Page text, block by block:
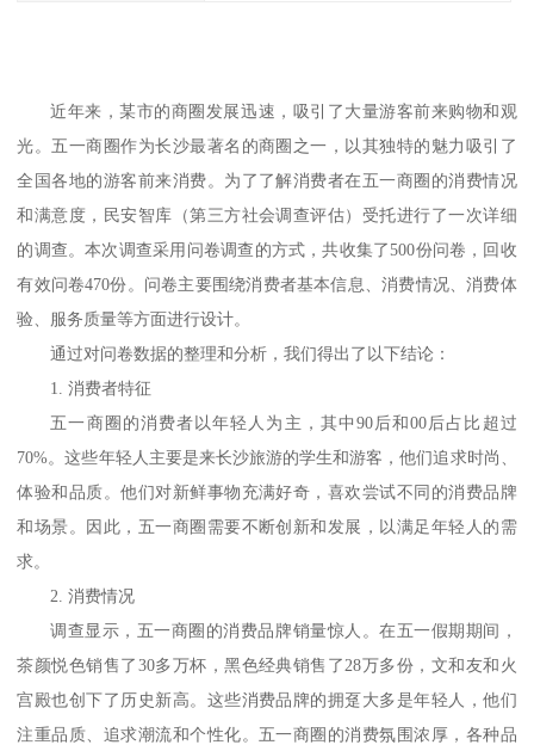
近年来，某市的商圈发展迅速，吸引了大量游客前来购物和观
光。五一商圈作为长沙最著名的商圈之一，以其独特的魅力吸引了
全国各地的游客前来消费。为了了解消费者在五一商圈的消费情况
和满意度， 民安智库（第三方社会调查评估） 受托进行了一次详细
的调查。本次调查采用问卷调查的方式，共收集了500份问卷，回收
有效问卷470份。问卷主要围绕消费者基本信息、消费情况、消费体
验、服务质量等方面进行设计。
通过对问卷数据的整理和分析，我们得出了以下结论：
1. 消费者特征
五一商圈的消费者以年轻人为主，其中 90后和00后占比超过
70%。这些年轻人主要是来长沙旅游的学生和游客，他们追求时尚、
体验和品质。他们对新鲜事物充满好奇，喜欢尝试不同的消费品牌
和场景。因此，五一商圈需要不断创新和发展，以满足年轻人的需
求。
2. 消费情况
调查显示，五一商圈的消费品牌销量惊人。在五一假期期间，
茶颜悦色销售了 30多万杯，黑色经典销售了28万多份，文和友和火
宫殿也创下了历史新高。这些消费品牌的拥趸大多是年轻人，他们
注重品质、追求潮流和个性化。五一商圈的消费氛围浓厚，各种品